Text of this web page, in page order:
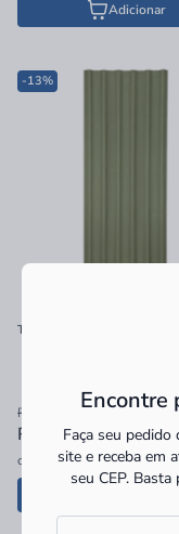
Encontre
Faça seu
site e receba em
seu CEP. Basta
Adicionar
-13%
Telha Onduline Stilo Verde
R$ 125,90
R$ 109,47à vista
ou deR$ 54,74sem